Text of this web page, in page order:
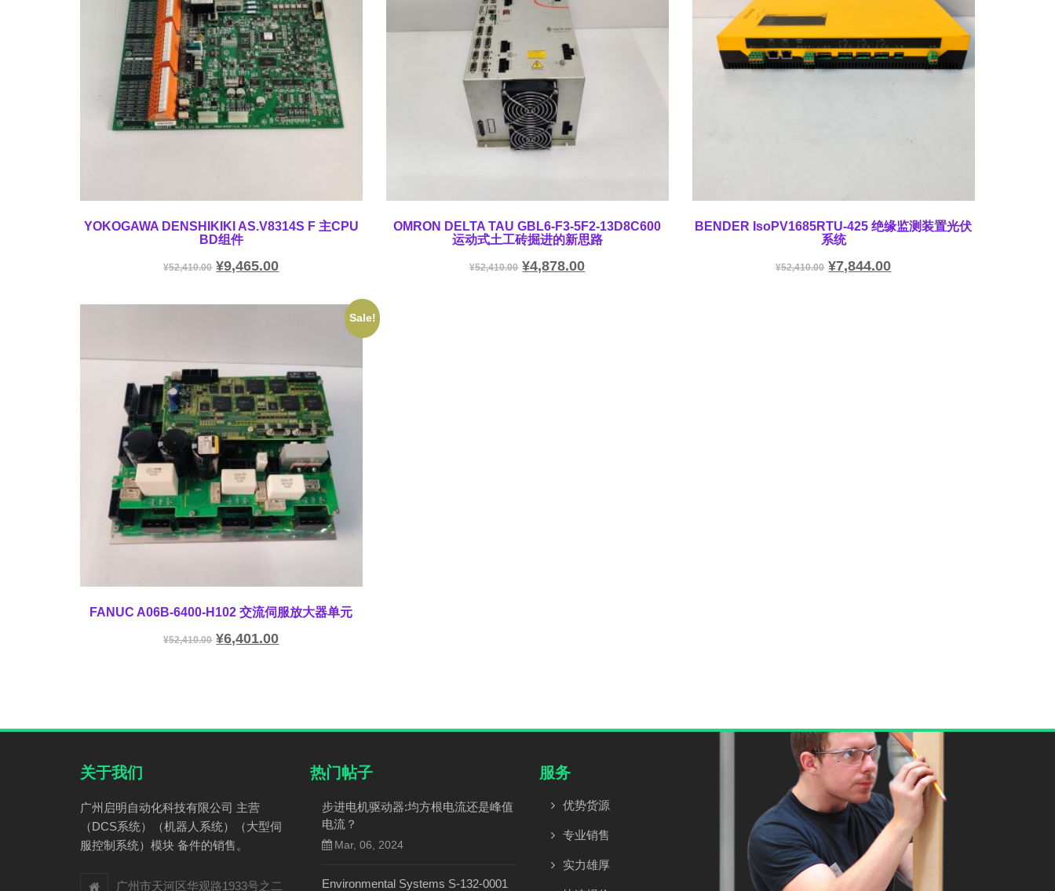
YOKOGAWA DENSHIKIKI AS.V8314S F 主CPU
BD组件
¥52,410.00 ¥9,465.00
OMRON DELTA TAU GBL6-F3-5F2-13D8C600
运动式土工砖掘进的新思路
¥52,410.00 ¥4,878.00
BENDER IsoPV1685RTU-425 绝缘监测装置光伏
系统
¥52,410.00 ¥7,844.00
Sale!
FANUC A06B-6400-H102 交流伺服放大器单元
¥52,410.00 ¥6,401.00
关于我们
广州启明自动化科技有限公司 主营
（DCS系统）（机器人系统）（大型伺
服控制系统）模块 备件的销售。
广州市天河区华观路1933号之二
热门帖子
步进电机驱动器:均方根电流还是峰值
电流？
Mar, 06, 2024
Environmental Systems S-132-0001
服务
优势货源
专业销售
实力雄厚